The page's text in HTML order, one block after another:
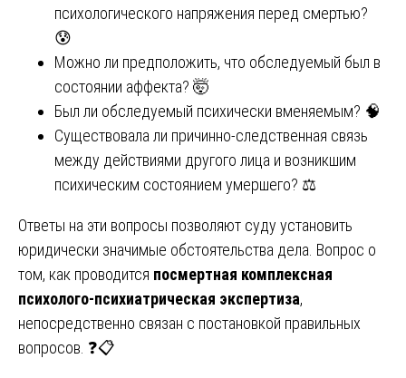
психологического напряжения перед смертью?
😰
Можно ли предположить, что обследуемый был в
состоянии аффекта? 🤯
Был ли обследуемый психически вменяемым? 🧠
Существовала ли причинно-следственная связь
между действиями другого лица и возникшим
психическим состоянием умершего? ⚖️
Ответы на эти вопросы позволяют суду установить
юридически значимые обстоятельства дела. Вопрос о
том, как проводится посмертная комплексная
психолого-психиатрическая экспертиза,
непосредственно связан с постановкой правильных
вопросов. ❓📋